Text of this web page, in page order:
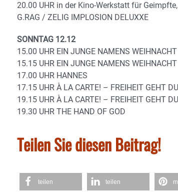
20.00 UHR in der Kino-Werkstatt für
G.RAG / ZELIG IMPLOSION DELUXXE
SONNTAG 12.12
15.00 UHR EIN JUNGE NAMENS WEIHNACHT
15.15 UHR EIN JUNGE NAMENS WEIHNACHT
17.00 UHR HANNES
17.15 UHR À LA CARTE! – FREIHEIT GEHT
19.15 UHR À LA CARTE! – FREIHEIT GEHT
19.30 UHR THE HAND OF GOD
Teilen Sie diesen Beitrag!
teilen teilen